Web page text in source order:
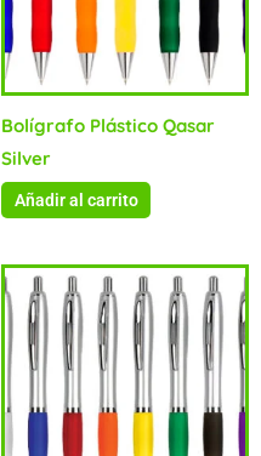
Bolígrafo Plástico Qasar
Silver
Añadir al carrito